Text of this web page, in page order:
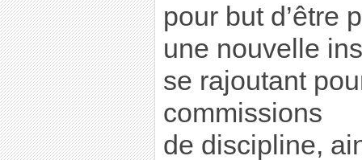
pour but d’être
une nouvelle
se rajoutant
commissions
de discipline,